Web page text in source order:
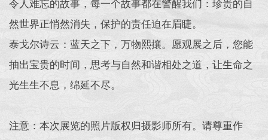
令人难忘的故事，每一个故事都在警醒我们：珍贵的自
然世界正悄然消失，保护的责任迫在眉睫。
泰戈尔诗云：蓝天之下，万物熙攘。愿观展之后，您能
抽出宝贵的时间，思考与自然和谐相处之道，让生命之
光生生不息，绵延不尽。
注意：本次展览的照片版权归摄影师所有。请尊重作